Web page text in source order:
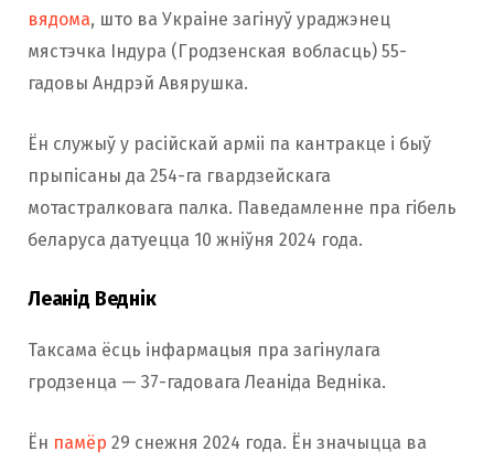
вядома, што ва Украіне загінуў ураджэнец
мястэчка Індура (Гродзенская вобласць) 55-
гадовы Андрэй Авярушка.
Ён служыў у расійскай арміі па кантракце і быў
прыпісаны да 254-га гвардзейскага
мотастралковага палка. Паведамленне пра гібель
беларуса датуецца 10 жніўня 2024 года.
Леанід Веднік
Таксама ёсць інфармацыя пра загінулага
гродзенца — 37-гадовага Леаніда Ведніка.
Ён памёр 29 снежня 2024 года. Ён значыцца ва